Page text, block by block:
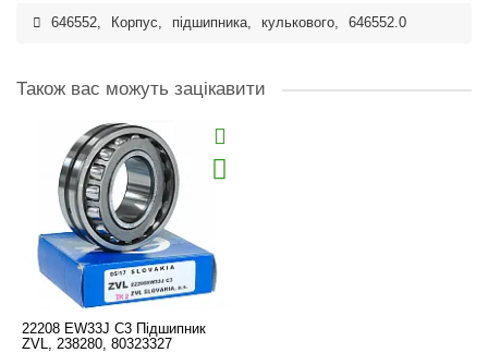
646552, Корпус, підшипника, кулькового, 646552.0
Також вас можуть зацікавити
22208 EW33J C3 Підшипник
ZVL, 238280, 80323327